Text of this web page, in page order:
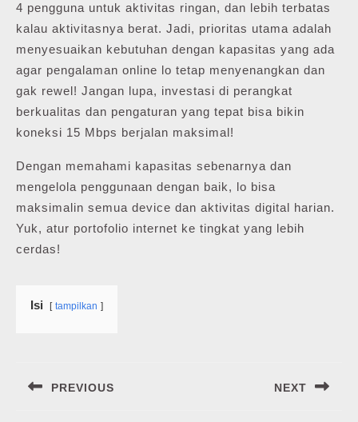
4 pengguna untuk aktivitas ringan, dan lebih terbatas
kalau aktivitasnya berat. Jadi, prioritas utama adalah
menyesuaikan kebutuhan dengan kapasitas yang ada
agar pengalaman online lo tetap menyenangkan dan
gak rewel! Jangan lupa, investasi di perangkat
berkualitas dan pengaturan yang tepat bisa bikin
koneksi 15 Mbps berjalan maksimal!
Dengan memahami kapasitas sebenarnya dan
mengelola penggunaan dengan baik, lo bisa
maksimalin semua device dan aktivitas digital harian.
Yuk, atur portofolio internet ke tingkat yang lebih
cerdas!
Isi tampilkan
pos
PREVIOUS NEXT